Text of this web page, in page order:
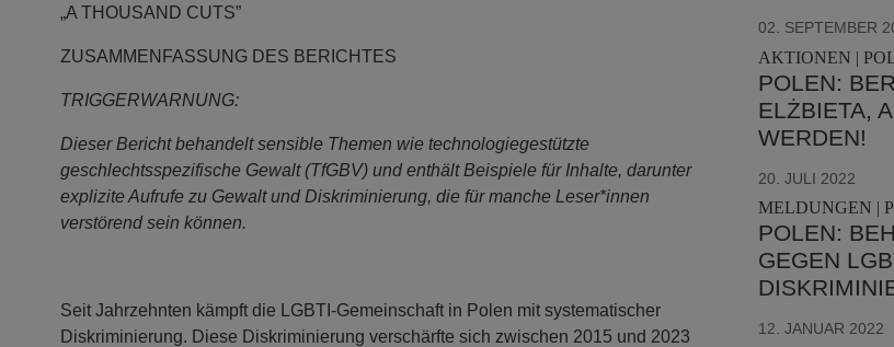
„A THOUSAND CUTS”
ZUSAMMENFASSUNG DES BERICHTES
TRIGGERWARNUNG:
Dieser Bericht behandelt sensible Themen wie technologiegestützte
geschlechtsspezifische Gewalt (TfGBV) und enthält Beispiele für Inhalte, darunter
explizite Aufrufe zu Gewalt und Diskriminierung, die für manche Leser*innen
verstörend sein können.
Seit Jahrzehnten kämpft die LGBTI-Gemeinschaft in Polen mit systematischer
Diskriminierung. Diese Diskriminierung verschärfte sich zwischen 2015 und 2023
02. SEPTEMBER
AKTIONEN |
POLEN:
ELŻBIETA,
WERDEN!
20. JULI 2022
MELDUNGEN |
POLEN:
GEGEN
12. JANUAR 2022